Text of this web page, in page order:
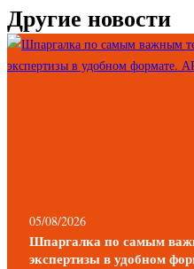
Другие новости
05/08/2026
Шпаргалка по самым
экспертизы в удобном